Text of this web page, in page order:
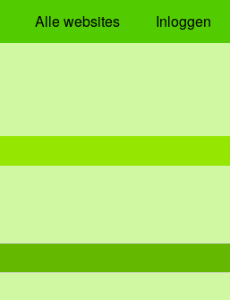
Alle websites Inloggen